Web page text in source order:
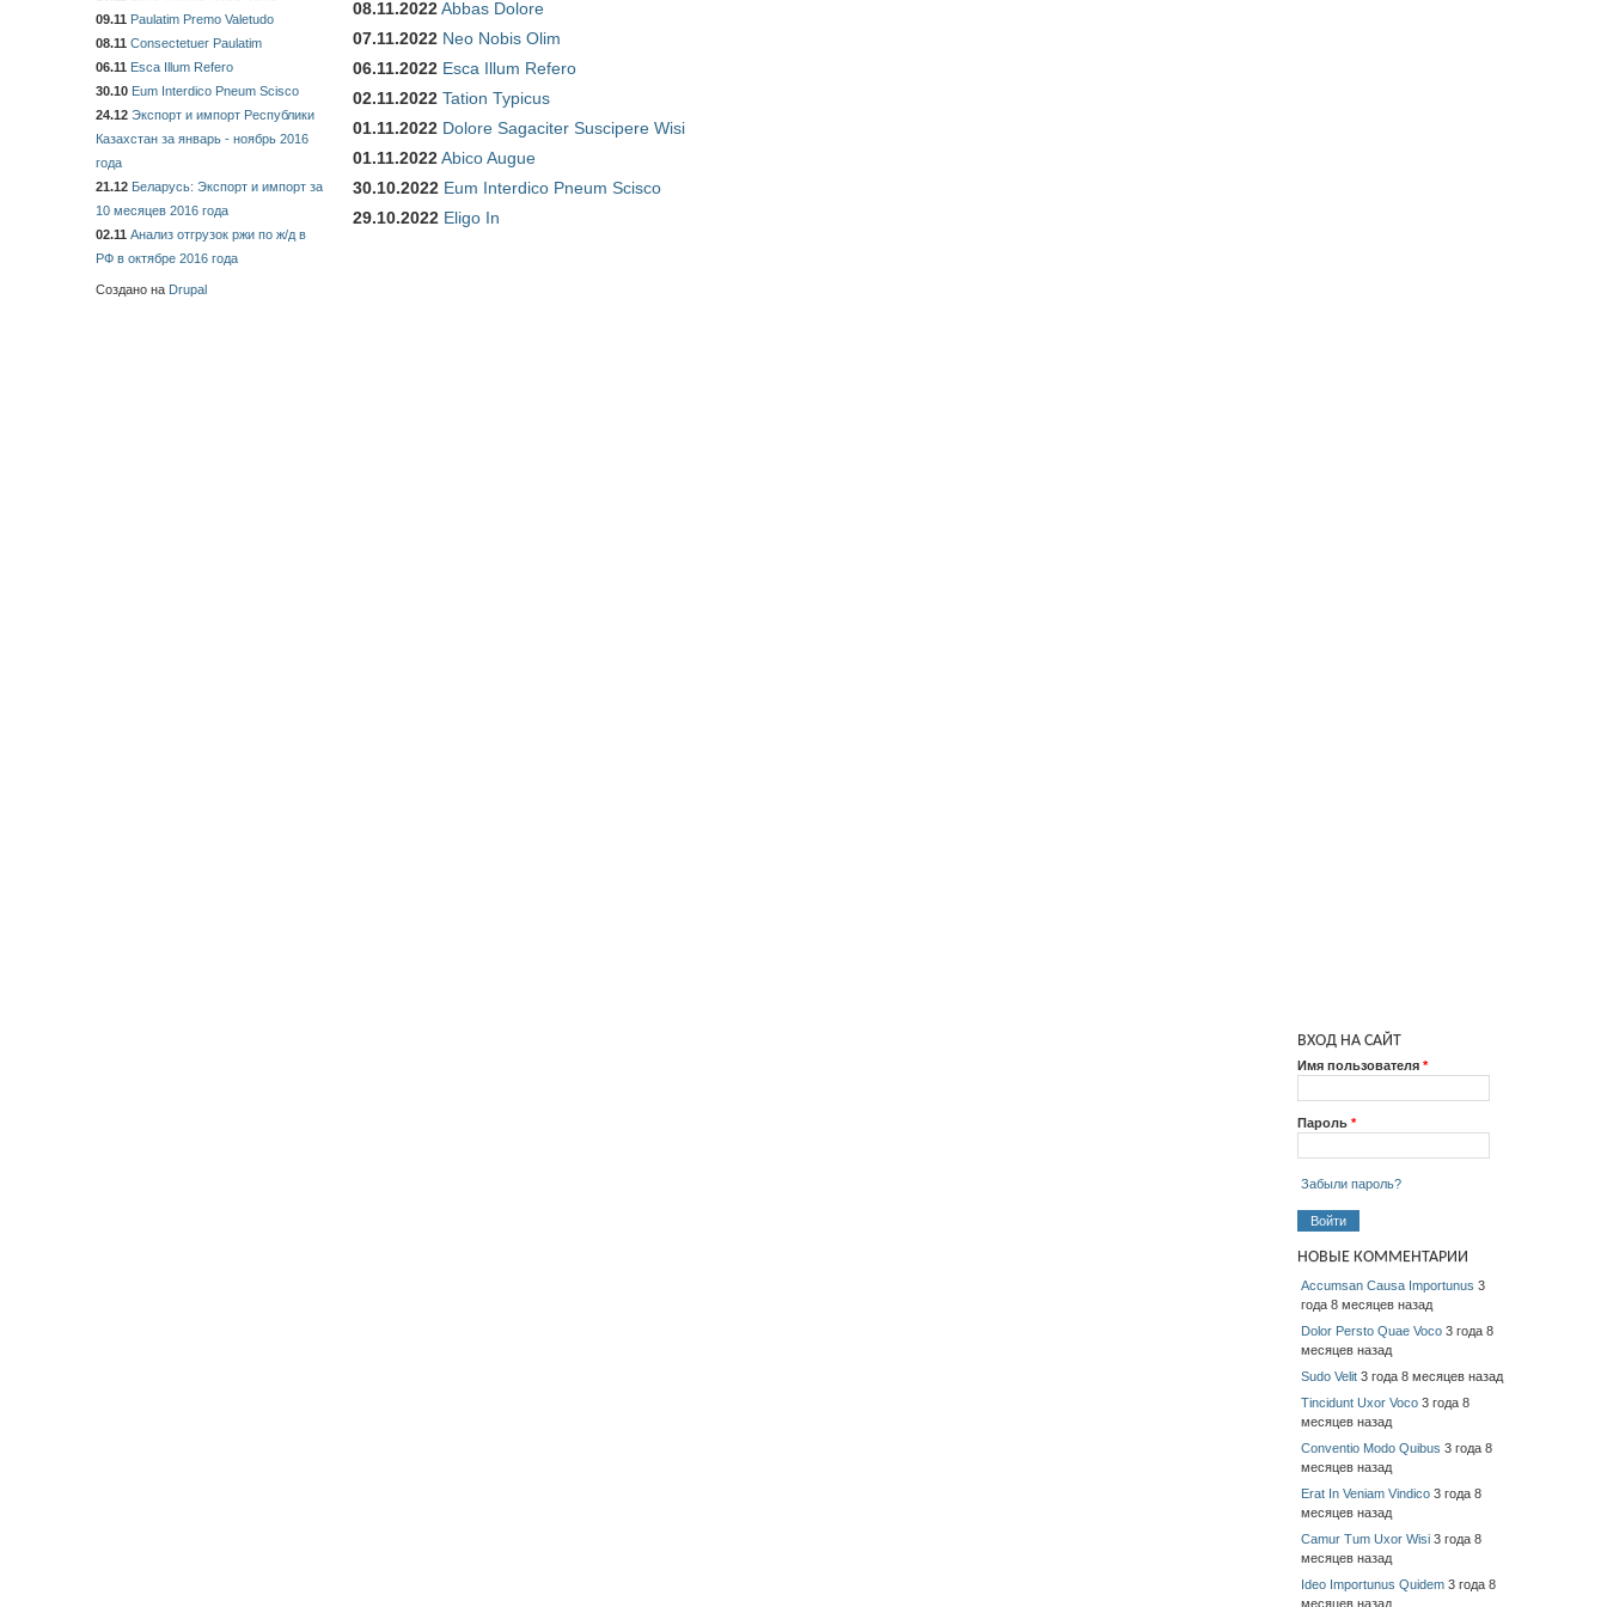
08.11.2022Abbas Dolore
07.11.2022 Neo Nobis Olim
06.11.2022 Esca Illum Refero
02.11.2022 Tation Typicus
01.11.2022 Dolore Sagaciter Suscipere Wisi
01.11.2022Abico Augue
30.10.2022 Eum Interdico Pneum Scisco
29.10.2022 Eligo In
09.11 Paulatim Premo Valetudo
08.11 Consectetuer Paulatim
06.11 Esca Illum Refero
30.10 Eum Interdico Pneum Scisco
24.12 Экспорт и импорт Республики
Казахстан за январь - ноябрь 2016
года
21.12 Беларусь: Экспорт и импорт за
10 месяцев 2016 года
02.11 Анализ отгрузок ржи по ж/д в
РФ в октябре 2016 года
Создано на Drupal
ВХОД НА САЙТ
Имя пользователя *
Пароль *
Забыли пароль?
НОВЫЕ КОММЕНТАРИИ
Accumsan Causa Importunus 3
года 8 месяцев назад
Dolor Persto Quae Voco 3 года 8
месяцев назад
Sudo Velit 3 года 8 месяцев назад
Tincidunt Uxor Voco 3 года 8
месяцев назад
Conventio Modo Quibus 3 года 8
месяцев назад
Erat In Veniam Vindico 3 года 8
месяцев назад
Camur Tum Uxor Wisi 3 года 8
месяцев назад
Ideo Importunus Quidem 3 года 8
месяцев назад